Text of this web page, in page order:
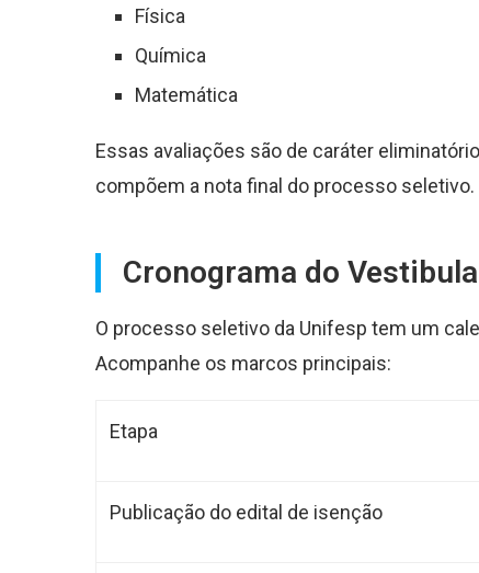
Física
Química
Matemática
Essas avaliações são de caráter
compõem a nota final do processo seletivo.
Cronograma do
O processo seletivo da Unifesp tem um
Acompanhe os marcos principais:
Etapa
Publicação do edital de isenção